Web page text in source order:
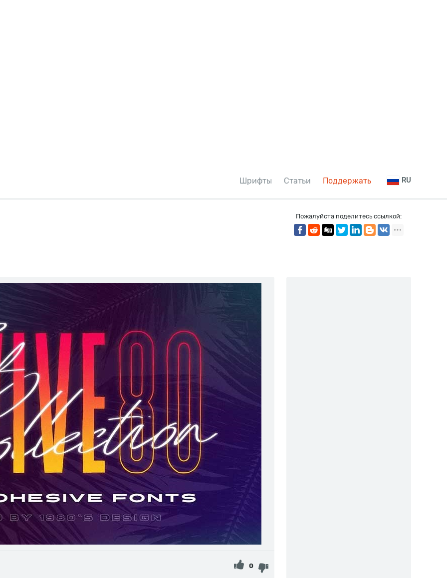
Шрифты Статьи Поддержать RU
Пожалуйста поделитесь ссылкой:
0